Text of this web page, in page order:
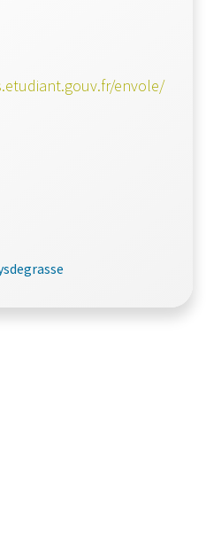
envole/